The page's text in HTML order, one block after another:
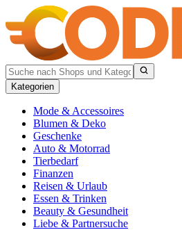
Kategorien
Mode & Accessoires
Blumen & Deko
Geschenke
Auto & Motorrad
Tierbedarf
Finanzen
Reisen & Urlaub
Essen & Trinken
Beauty & Gesundheit
Liebe & Partnersuche